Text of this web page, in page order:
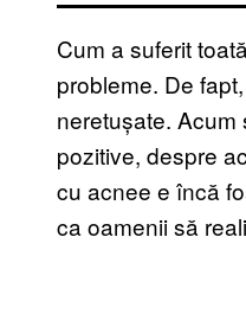
Cum a suferit
probleme. De
neretușate. Acum
pozitive, despre
cu acnee e încă
ca oamenii să